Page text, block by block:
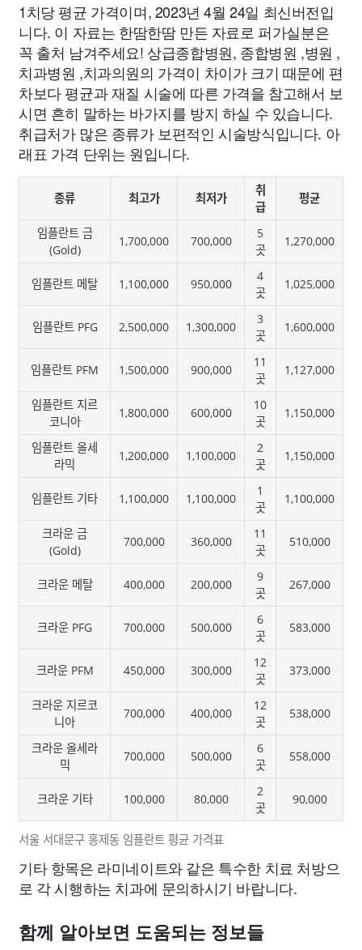
1치당 평균 가격이며, 2023년 4월 24일 최신버전입
니다. 이 자료는 한땀한땀 만든 자료로 퍼가실분은
꼭 출처 남겨주세요! 상급종합병원, 종합병원 ,병원 ,
치과병원 ,치과의원의 가격이 차이가 크기 때문에 편
차보다 평균과 재질 시술에 따른 가격을 참고해서 보
시면 흔히 말하는 바가지를 방지 하실 수 있습니다.
취급처가 많은 종류가 보편적인 시술방식입니다. 아
래표 가격 단위는 원입니다.
서울 서대문구 홍제동 임플란트 평균 가격표
종류 최고가 최저가
취
급
평균
임플란트 금
(Gold)
1,700,000 700,000
5
곳
1,270,000
임플란트 메탈 1,100,000 950,000
4
곳
1,025,000
임플란트 PFG 2,500,000 1,300,000
3
곳
1,600,000
임플란트 PFM 1,500,000 900,000
11
곳
1,127,000
임플란트 지르
코니아
1,800,000 600,000
10
곳
1,150,000
임플란트 올세
라믹
1,200,000 1,100,000
2
곳
1,150,000
임플란트 기타 1,100,000 1,100,000
1
곳
1,100,000
크라운 금
(Gold)
700,000 360,000
11
곳
510,000
크라운 메탈 400,000 200,000
9
곳
267,000
크라운 PFG 700,000 500,000
6
곳
583,000
크라운 PFM 450,000 300,000
12
곳
373,000
크라운 지르코
니아
700,000 400,000
12
곳
538,000
크라운 올세라
믹
700,000 500,000
6
곳
558,000
크라운 기타 100,000 80,000
2
곳
90,000
기타 항목은 라미네이트와 같은 특수한 치료 처방으
로 각 시행하는 치과에 문의하시기 바랍니다.
함께 알아보면 도움되는 정보들